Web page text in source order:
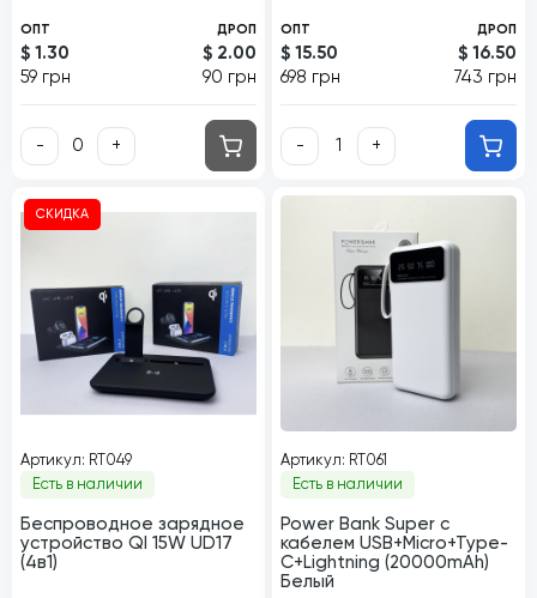
ОПТ
$ 1.30
59 грн
ДРОП
$ 2.00
90 грн
- +
ОПТ
$ 15.50
698 грн
ДРОП
$ 16.50
743 грн
- +
СКИДКА
Артикул: RT049
Есть в наличии
Беспроводное зарядное
устройство QI 15W UD17
(4в1)
Артикул: RT061
Есть в наличии
Power Bank Super с
кабелем USB+Micro+Type-
C+Lightning (20000mAh)
Белый